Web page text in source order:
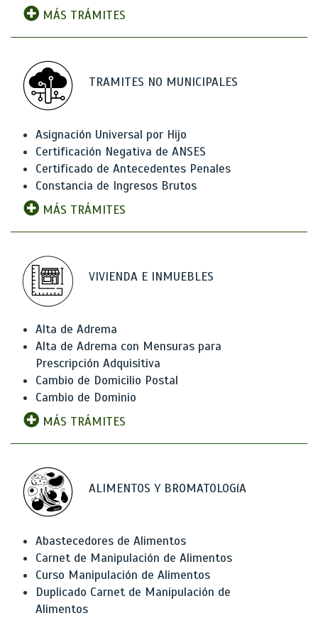
MÁS TRÁMITES
TRAMITES NO MUNICIPALES
Asignación Universal por Hijo
Certificación Negativa de ANSES
Certificado de Antecedentes Penales
Constancia de Ingresos Brutos
MÁS TRÁMITES
VIVIENDA E INMUEBLES
Alta de Adrema
Alta de Adrema con Mensuras para
Prescripción Adquisitiva
Cambio de Domicilio Postal
Cambio de Dominio
MÁS TRÁMITES
ALIMENTOS Y BROMATOLOGíA
Abastecedores de Alimentos
Carnet de Manipulación de Alimentos
Curso Manipulación de Alimentos
Duplicado Carnet de Manipulación de
Alimentos